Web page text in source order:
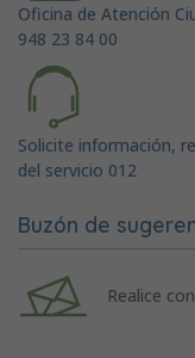
Oficina de Atención
948 23 84 00
Solicite información,
del servicio 012
Buzón de
Realice